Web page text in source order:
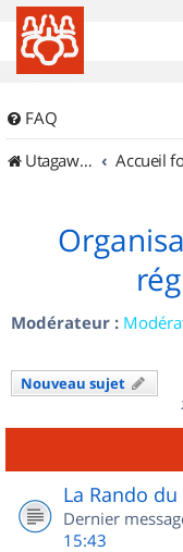
FAQ
UtagawaVTT (Randos VTT et VTTAE avec traces GPS)
Modérateur :
Nouveau sujet
La Rando du
Dernier
15:43